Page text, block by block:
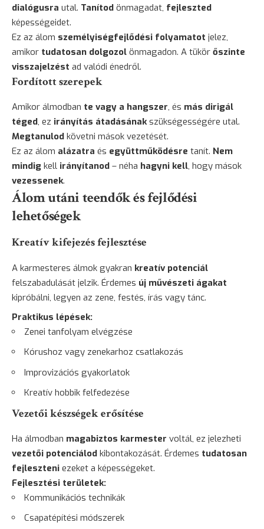
dialógusra utal. Tanítod önmagadat, fejleszted
képességeidet.
Ez az álom személyiségfejlődési folyamatot jelez,
amikor tudatosan dolgozol önmagadon. A tükör őszinte
visszajelzést ad valódi énedről.
Fordított szerepek
Amikor álmodban te vagy a hangszer, és más dirigál
téged, ez irányítás átadásánakszükségességére utal.
Megtanulod követni mások vezetését.
Ez az álom alázatra és együttműködésre tanít. Nem
mindig kell irányítanod – néha hagyni kell, hogy mások
vezessenek.
Álom utáni teendők és fejlődési
lehetőségek
Kreatív kifejezés fejlesztése
A karmesteres álmok gyakran kreatív potenciál
felszabadulását jelzik. Érdemes új művészeti ágakat
kipróbálni, legyen az zene, festés, írás vagy tánc.
Praktikus lépések:
Zenei tanfolyam elvégzése
Kórushoz vagy zenekarhoz csatlakozás
Improvizációs gyakorlatok
Kreatív hobbik felfedezése
Vezetői készségek erősítése
Ha álmodban magabiztos karmester voltál, ez jelezheti
vezetői potenciálod kibontakozását. Érdemes tudatosan
fejleszteni ezeket a képességeket.
Fejlesztési területek:
Kommunikációs technikák
Csapatépítési módszerek